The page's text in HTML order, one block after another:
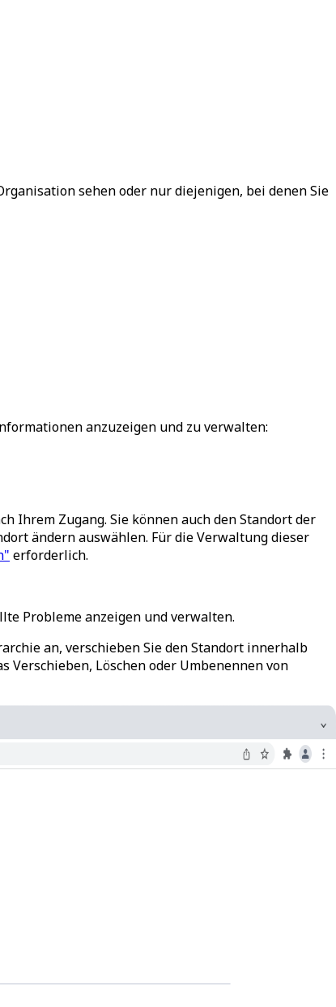
sehen oder nur diejenigen, bei denen Sie
anzuzeigen und zu verwalten:
Ihrem Zugang. Sie können auch den Standort der
ändernauswählen. Für die Verwaltung dieser
erforderlich.
Probleme anzeigen und verwalten.
an, verschieben Sie den Standort innerhalb
Verschieben, Löschen oder Umbenennen von